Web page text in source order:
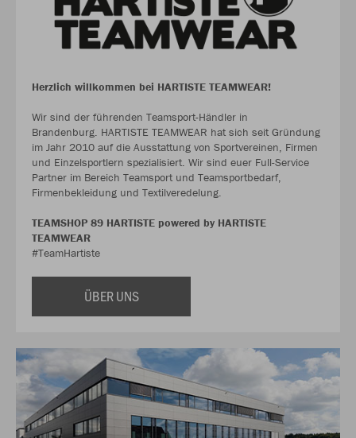
Herzlich willkommen bei HARTISTE TEAMWEAR!
Wir sind der führenden Teamsport-Händler in
Brandenburg. HARTISTE TEAMWEAR hat sich seit Gründung
im Jahr 2010 auf die Ausstattung von Sportvereinen, Firmen
und Einzelsportlern spezialisiert. Wir sind euer Full-Service
Partner im Bereich Teamsport und Teamsportbedarf,
Firmenbekleidung und Textilveredelung.
TEAMSHOP 89 HARTISTE powered by HARTISTE
TEAMWEAR
#TeamHartiste
ÜBER UNS